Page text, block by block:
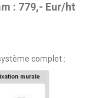
: 779,- Eur/ht
complet :